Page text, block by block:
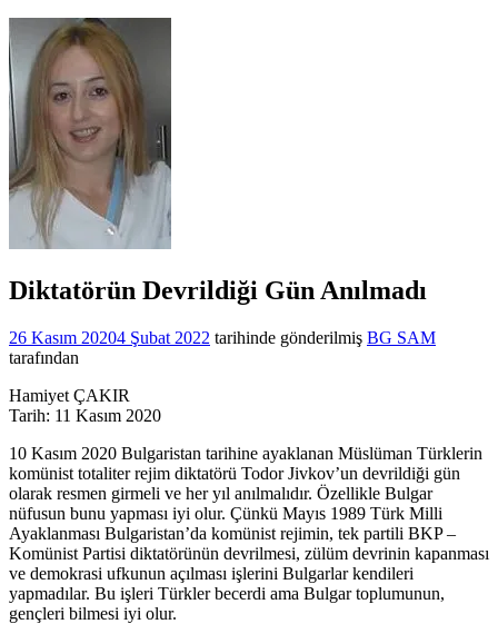
Diktatörün Devrildiği Gün Anılmadı
26 Kasım 20204 Şubat 2022 tarihinde gönderilmiş BG SAM
tarafından
Hamiyet ÇAKIR
Tarih: 11 Kasım 2020
10 Kasım 2020 Bulgaristan tarihine ayaklanan Müslüman Türklerin
komünist totaliter rejim diktatörü Todor Jivkov’un devrildiği gün
olarak resmen girmeli ve her yıl anılmalıdır. Özellikle Bulgar
nüfusun bunu yapması iyi olur. Çünkü Mayıs 1989 Türk Milli
Ayaklanması Bulgaristan’da komünist rejimin, tek partili BKP –
Komünist Partisi diktatörünün devrilmesi, zülüm devrinin kapanması
ve demokrasi ufkunun açılması işlerini Bulgarlar kendileri
yapmadılar. Bu işleri Türkler becerdi ama Bulgar toplumunun,
gençleri bilmesi iyi olur.